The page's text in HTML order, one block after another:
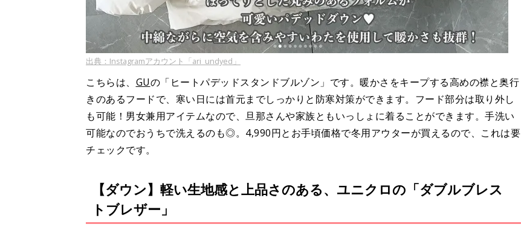
出典：Instagramアカウント「ari_undyed」
こちらは、 GUの「ヒートパデッドスタンドブルゾン」です。暖かさをキープする高めの襟と奥行
きのあるフードで、寒い日には首元までしっかりと防寒対策ができます。フード部分は取り外し
も可能！男女兼用アイテムなので、旦那さんや家族ともいっしょに着ることができます。手洗い
可能なのでおうちで洗えるのも◎。4,990円とお手頃価格で冬用アウターが買えるので、これは要
チェックです。
【ダウン】軽い生地感と上品さのある、ユニクロの「ダブルブレス
トブレザー」